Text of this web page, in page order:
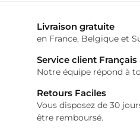
Livraison gratuite
en France, Belgique et
Service client
Notre équipe répond à
Retours Faciles
Vous disposez de 30
être remboursé.